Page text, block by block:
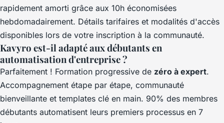
rapidement amorti grâce aux 10h économisées
hebdomadairement. Détails tarifaires et modalités d'accès
disponibles lors de votre inscription à la communauté.
Kavyro est-il adapté aux débutants en
automatisation d'entreprise ?
Parfaitement ! Formation progressive de zéro à expert.
Accompagnement étape par étape, communauté
bienveillante et templates clé en main. 90% des membres
débutants automatisent leurs premiers processus en 7